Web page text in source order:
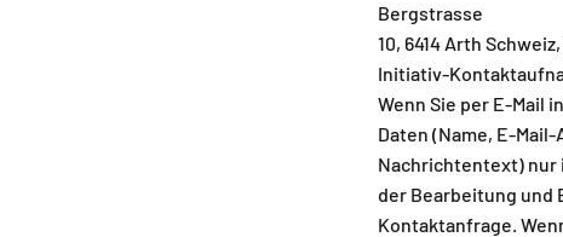
Bergstrasse
10, 6414 Arth
Initiativ-
Wenn Sie per E-Mail
Daten (Name, E-
Nachrichtentext) nur
der Bearbeitung und
Kontaktanfrage.